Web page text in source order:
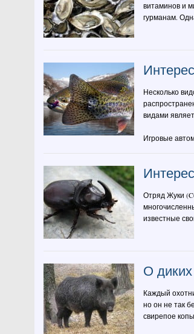
витаминов и
гурманам.
Несколько
видами
Игровые
Отряд Жуки
известные
О
Каждый
но он не так
свирепое